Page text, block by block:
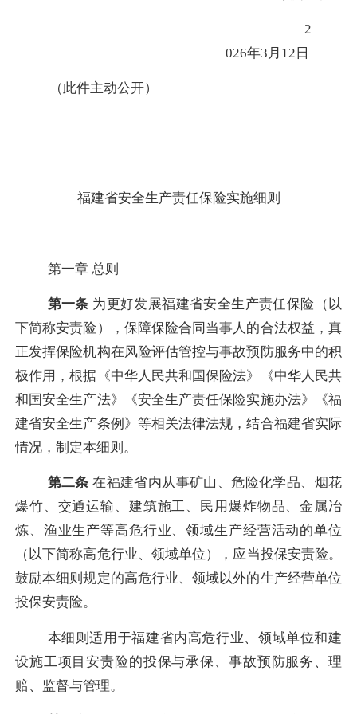
2
026年3 月 12 日
（此件主动公开）
福建省安全生产责任保险实施细则
第一章 总则
第一条 为更好发展福建省安全生产责任保险 （以
下简称安责险 ）
，保障保险合同当事人的合法权益，真
正发挥保险机构在风险评估管控与事故预防服务中的积
极作用，根据《中华人民共和国保险法》《中华人民共
和国安全生产法》《安全生产责任保险实施办法》《福
建省安全生产条例》等相关法律法规，结合福建省实际
情况，制定本细则。
第二条 在福建省内从事矿山、危险化学品、烟花
爆竹、交通运输、建筑施工、民用爆炸物品、金属冶
炼、渔业生产等高危行业、领域生产经营活动的单位
（以下简称高危行业、领域单位）
，应当投保安责险。
鼓励本细则规定的高危行业、领域以外的生产经营单位
投保安责险。
本细则适用于福建省内高危行业、领域单位和建
设施工项目安责险的投保与承保、事故预防服务、理
赔、监督与管理。